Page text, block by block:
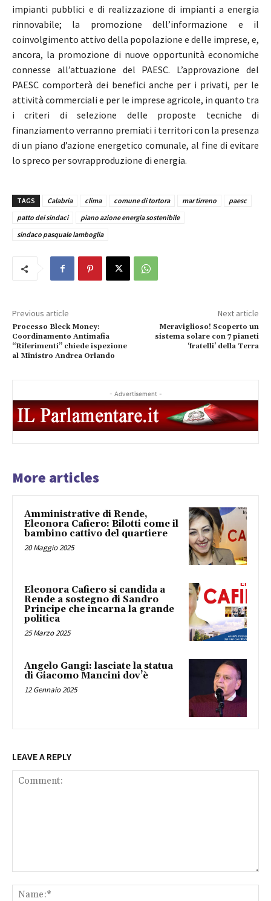
impianti pubblici e di realizzazione di impianti a energia
rinnovabile; la promozione dell’informazione e il
coinvolgimento attivo della popolazione e delle imprese, e,
ancora, la promozione di nuove opportunità economiche
connesse all’attuazione del PAESC. L’approvazione del
PAESC comporterà dei benefici anche per i privati, per le
attività commerciali e per le imprese agricole, in quanto tra
i criteri di selezione delle proposte tecniche di
finanziamento verranno premiati i territori con la presenza
di un piano d’azione energetico comunale, al fine di evitare
lo spreco per sovrapproduzione di energia.
TAGS Calabria clima comune di tortora mar tirreno
paesc
patto dei sindaci
piano azione energia sostenibile
sindaco pasquale lamboglia
Previous article
Processo Bleck Money:
Coordinamento Antimafia
“Riferimenti” chiede ispezione
al Ministro Andrea Orlando
Next article
Meraviglioso! Scoperto un
sistema solare con 7 pianeti
‘fratelli’ della Terra
- Advertisement -
More articles
Amministrative di Rende,
Eleonora Cafiero: Bilotti come il
bambino cattivo del quartiere
20 Maggio 2025
Eleonora Cafiero si candida a
Rende a sostegno di Sandro
Principe che incarna la grande
politica
25 Marzo 2025
Angelo Gangi: lasciate la statua
di Giacomo Mancini dov’è
12 Gennaio 2025
LEAVE A REPLY